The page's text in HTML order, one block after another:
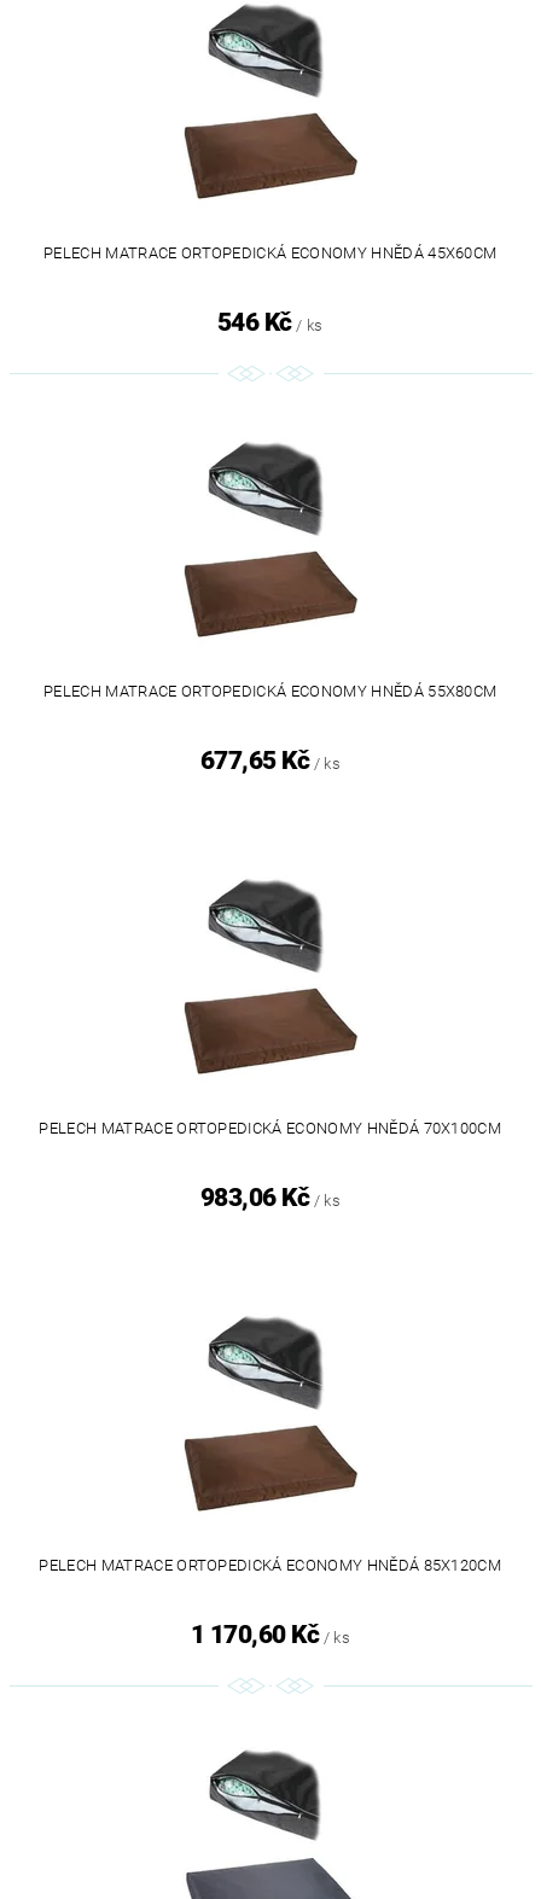
PELECH MATRACE ORTOPEDICKÁ ECONOMY HNĚDÁ 45X60CM
546 Kč / ks
PELECH MATRACE ORTOPEDICKÁ ECONOMY HNĚDÁ 55X80CM
677,65 Kč / ks
PELECH MATRACE ORTOPEDICKÁ ECONOMY HNĚDÁ 70X100CM
983,06 Kč / ks
PELECH MATRACE ORTOPEDICKÁ ECONOMY HNĚDÁ 85X120CM
1 170,60 Kč / ks